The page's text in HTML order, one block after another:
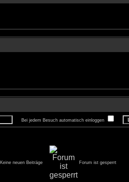
Bei jedem Besuch automatisch einloggen
Keine neuen Beiträge Forum ist gesperrt